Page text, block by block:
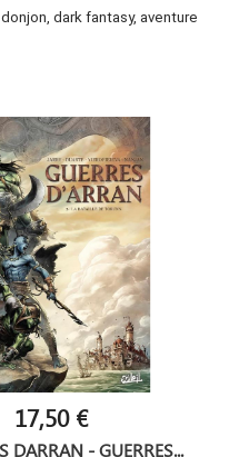
donjon, dark fantasy, aventure
17,50 €
DARRAN - GUERRES...